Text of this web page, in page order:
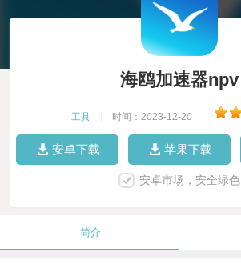
海鸥加速器npv
工具 时间：2023-12-20
安卓下载 苹果下载
安卓市场，安全绿色
简介